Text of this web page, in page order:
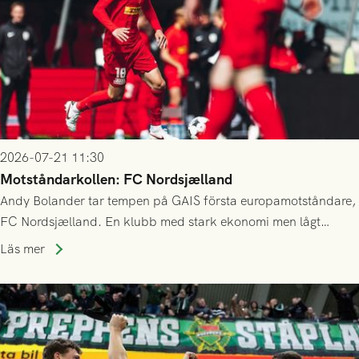
2026-07-21 11:30
Motståndarkollen: FC Nordsjælland
Andy Bolander tar tempen på GAIS första europamotståndare,
FC Nordsjælland. En klubb med stark ekonomi men lågt
publiksnitt, ett lag med både kollektiv styrka och individuell
Läs mer